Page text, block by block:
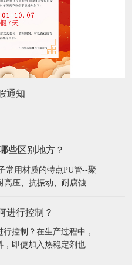
通知
些区别地方？
常用材质的特点​PU管--聚
压、抗振动、耐腐蚀、
，内外径尺寸精度控制
随意弯曲性能。PE管--
性好、耐
进行控制？
控制？在生产过程中，
，即使加入热稳定剂也只